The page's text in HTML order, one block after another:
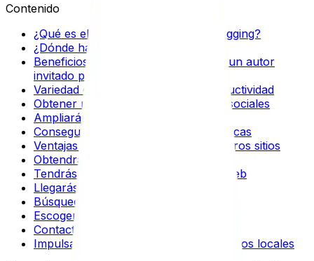
Contenido
¿Qué es el guest posting o guest blogging?
¿Dónde hacer guest posting?
Beneficios del guest posting cuando un autor
invitado publica en tu blog
Variedad de contenido y mayor productividad
Obtener mejor visibilidad en canales sociales
Ampliarás tu público objetivo
Conseguirás colaboraciones estratégicas
Ventajas de hacer guest posting en otros sitios
Obtendrás mayor autoridad
Tendrás un mejor tráfico en tu sitio web
Llegarás a una audiencia más amplia
Búsqueda de blogs relacionados
Escoger los blogs que vas a contactar
Contactar con el blogger
Impulsa tu posicionamiento con expertos locales